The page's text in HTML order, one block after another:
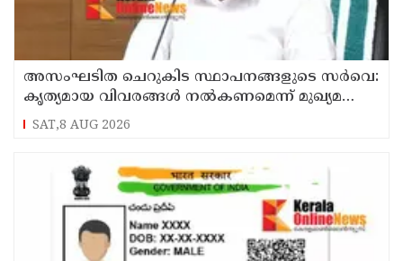
അസംഘടിത ചെറുകിട സ്ഥാപനങ്ങളുടെ സർവെ:
കൃത്യമായ വിവരങ്ങൾ നൽകണമെന്ന് മുഖ്യമന്ത്രി
വി ഡി സതീശൻ
SAT,8 AUG 2026